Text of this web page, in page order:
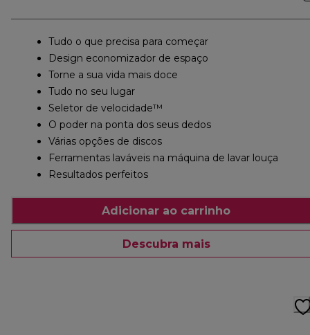
Tudo o que precisa para começar
Design economizador de espaço
Torne a sua vida mais doce
Tudo no seu lugar
Seletor de velocidade™
O poder na ponta dos seus dedos
Várias opções de discos
Ferramentas laváveis na máquina de lavar louça
Resultados perfeitos
Adicionar ao carrinho
Descubra mais